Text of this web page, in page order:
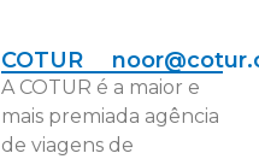
COTUR
A COTUR é a maior e
mais premiada agência
de viagens de